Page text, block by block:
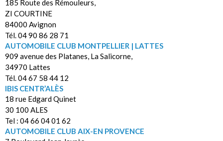
185 Route des Rémouleurs,
ZI COURTINE
84000 Avignon
Tél. 04 90 86 28 71
AUTOMOBILE CLUB MONTPELLIER | LATTES
909 avenue des Platanes, La Salicorne,
34970 Lattes
Tél. 04 67 58 44 12
IBIS CENTR’ALÈS
18 rue Edgard Quinet
30 100 ALES
Tel : 04 66 04 01 62
AUTOMOBILE CLUB AIX-EN PROVENCE